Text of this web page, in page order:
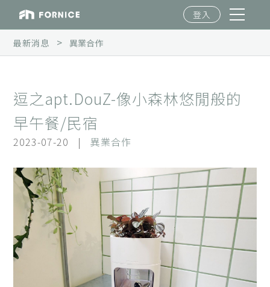
登入
最新消息 >異業合作
逗之apt.DouZ-像小森林悠閒般的
早午餐/民宿
2023-07-20 |異業合作